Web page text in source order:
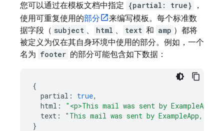
您可以通过在模板文档中指定 {partial: true}
，
使用可重复使用的部分
来编写模板。每个标准数
据字段（ subject 、 html 、 text 和 amp ）都将
被定义为仅在其自身环境中使用的部分。例如，一个
名为 footer 的部分可能包含如下数据：
{
partial : true,
html :
"<p>This mail was sent by
text :
"This mail was sent by ExampleApp,
}